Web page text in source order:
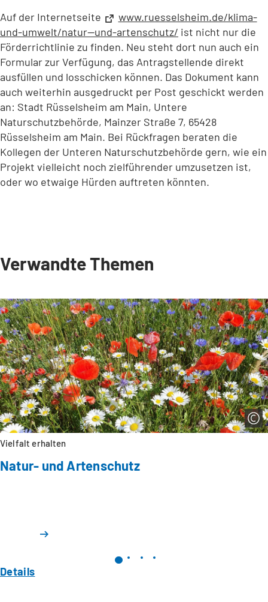
Auf der Internetseite
www.ruesselsheim.de/klima-
und-umwelt/natur--und-artenschutz/
(Öffnet
in
einem
neuen
Tab)
ist nicht nur die
Förderrichtlinie zu finden. Neu steht dort nun auch ein
Formular zur Verfügung, das Antragstellende direkt
ausfüllen und losschicken können. Das Dokument kann
auch weiterhin ausgedruckt per Post geschickt werden
an: Stadt Rüsselsheim am Main, Untere
Naturschutzbehörde, Mainzer Straße 7, 65428
Rüsselsheim am Main. Bei Rückfragen beraten die
Kollegen der Unteren Naturschutzbehörde gern, wie ein
Projekt vielleicht noch zielführender umzusetzen ist,
oder wo etwaige Hürden auftreten könnten.
Verwandte Themen
Vielfalt erhalten
Natur- und Artenschutz
Details